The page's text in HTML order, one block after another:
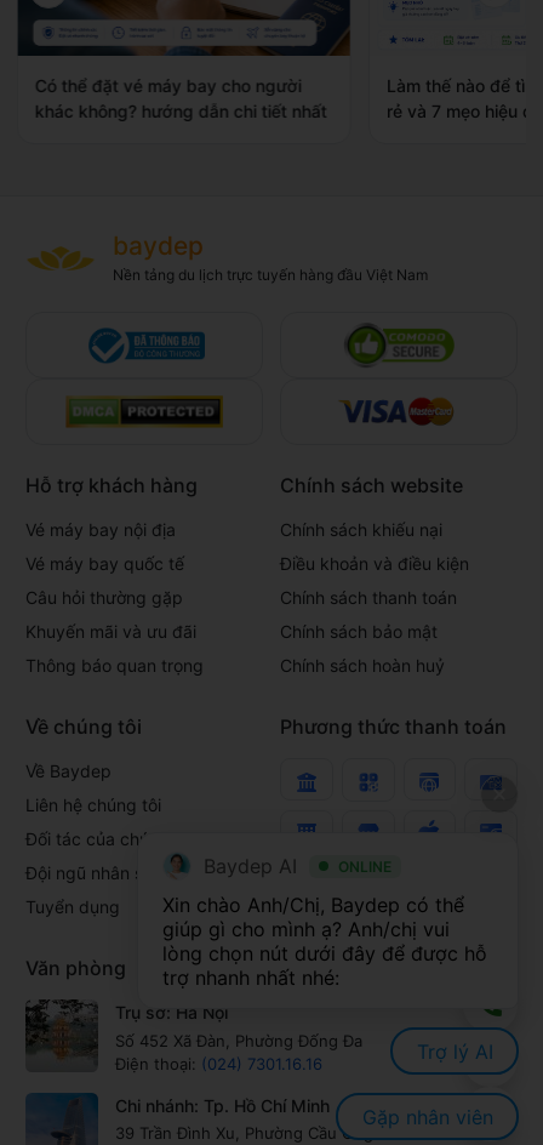
Có thể đặt vé máy bay cho người
khác không? hướng dẫn chi tiết nhất
Làm thế nào để
rẻ và 7 mẹo hiệu
baydep
Nền tảng du lịch trực tuyến hàng đầu Việt Nam
Hỗ trợ khách hàng
Vé máy bay nội địa
Vé máy bay quốc tế
Câu hỏi thường gặp
Khuyến mãi và ưu đãi
Thông báo quan trọng
Chính sách website
Chính sách khiếu nại
Điều khoản và điều kiện
Chính sách thanh toán
Chính sách bảo mật
Chính sách hoàn huỷ
Về chúng tôi
Về Baydep
Liên hệ chúng tôi
Đối tác của chúng tôi
Đội ngũ nhân sự
Tuyển dụng
Phương thức thanh toán
Văn phòng
Trụ sở: Hà Nội
Số 452 Xã Đàn, Phường Đống Đa
Điện thoại: (024) 7301.16.16
Chi nhánh: Tp. Hồ Chí Minh
39 Trần Đình Xu, Phường Cầu Ông Lãnh
Baydep AI ONLINE
Xin chào Anh/Chị, Baydep có thể
giúp gì cho mình ạ? Anh/chị vui
lòng chọn nút dưới đây để được hỗ
trợ nhanh nhất nhé:
Trợ lý AI
Gặp nhân viên